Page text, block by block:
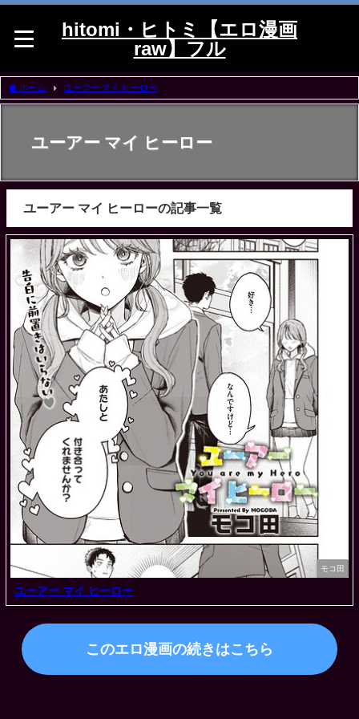
hitomi・ヒトミ【エロ漫画
raw】フル
ホーム ユーアー マイ ヒーロー
ユーアー マイ ヒーロー
ユーアー マイ ヒーローの記事一覧
モコ田
ユーアー マイ ヒーロー
このエロ漫画の続きはこちら